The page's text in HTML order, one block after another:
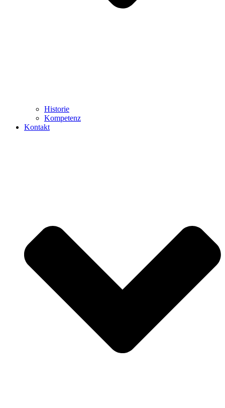
Historie
Kompetenz
Kontakt